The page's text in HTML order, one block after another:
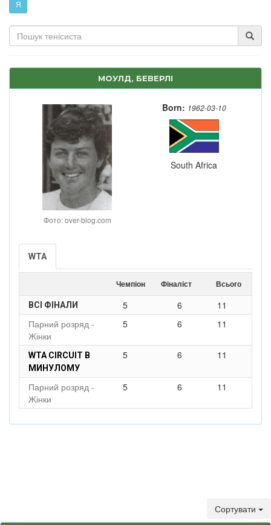
Я
МОУЛД, БЕВЕРЛІ
Фото: over-blog.com
Born: 1962-03-10
South Africa
WTA
Чемпіон Фіналіст Всього
ВСІ ФІНАЛИ 5 6
11
Парний розряд -
Жінки
5 6 11
WTA CIRCUIT В
МИНУЛОМУ
5 6 11
Парний розряд -
Жінки
5 6 11
Сортувати